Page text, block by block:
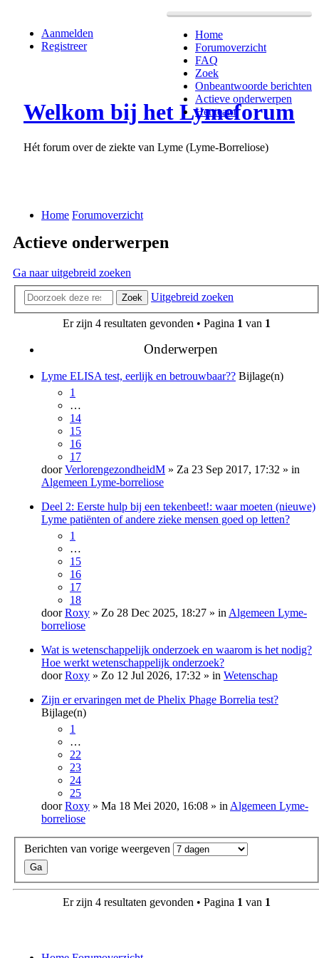
Home
Forumoverzicht
FAQ
Zoek
Onbeantwoorde berichten
Actieve onderwerpen
Het team
Aanmelden
Registreer
Welkom bij het Lymeforum
Hét forum over de ziekte van Lyme (Lyme-Borreliose)
Home Forumoverzicht
Actieve onderwerpen
Ga naar uitgebreid zoeken
Zoek Uitgebreid zoeken
Er zijn 4 resultaten gevonden • Pagina 1 van 1
Onderwerpen
Lyme ELISA test, eerlijk en betrouwbaar?? Bijlage(n)
1
…
14
15
16
17
doorVerlorengezondheidM » Za 23 Sep 2017, 17:32 » in
Algemeen Lyme-borreliose
Deel 2: Eerste hulp bij een tekenbeet!: waar moeten (nieuwe)
Lyme patiënten of andere zieke mensen goed op letten?
1
…
15
16
17
18
doorRoxy » Zo 28 Dec 2025, 18:27 » in Algemeen Lyme-
borreliose
Wat is wetenschappelijk onderzoek en waarom is het nodig?
Hoe werkt wetenschappelijk onderzoek?
doorRoxy » Zo 12 Jul 2026, 17:32 » in Wetenschap
Zijn er ervaringen met de Phelix Phage Borrelia test?
Bijlage(n)
1
…
22
23
24
25
doorRoxy » Ma 18 Mei 2020, 16:08 » in Algemeen Lyme-
borreliose
Berichten van vorige weergeven
Er zijn 4 resultaten gevonden • Pagina 1 van 1